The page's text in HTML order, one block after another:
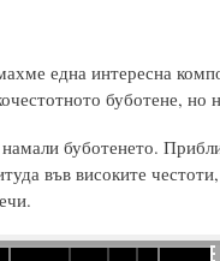
една интересна
буботене, но
буботенето.
във високите